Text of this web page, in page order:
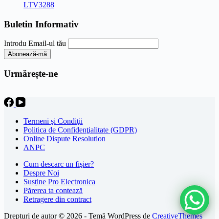
Buletin Informativ
Introdu Email-ul tău
Urmărește-ne
Termeni şi Condiţii
Politica de Confidenţialitate (GDPR)
Online Dispute Resolution
ANPC
Cum descarc un fişier?
Despre Noi
Susține Pro Electronica
Părerea ta contează
Retragere din contract
Drepturi de autor © 2026 - Temă WordPress de CreativeThemes